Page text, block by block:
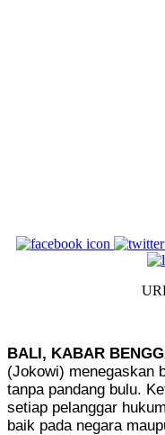
BALI, KABAR
(Jokowi) menegaskan
tanpa pandang bulu.
setiap pelanggar
baik pada negara